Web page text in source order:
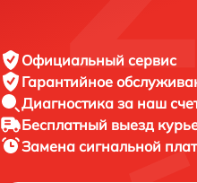
Официальный сервис
Гарантийное
Диагностика за наш
Бесплатный выезд
Замена сигнальной